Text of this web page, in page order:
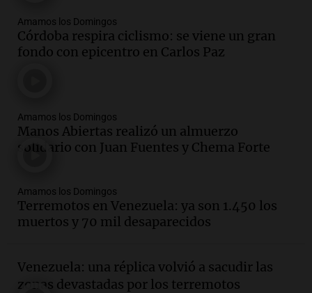
Amamos los Domingos
Córdoba respira ciclismo: se viene un gran
fondo con epicentro en Carlos Paz
Amamos los Domingos
Manos Abiertas realizó un almuerzo
solidario con Juan Fuentes y Chema Forte
Amamos los Domingos
Terremotos en Venezuela: ya son 1.450 los
muertos y 70 mil desaparecidos
Venezuela: una réplica volvió a sacudir las
zonas devastadas por los terremotos